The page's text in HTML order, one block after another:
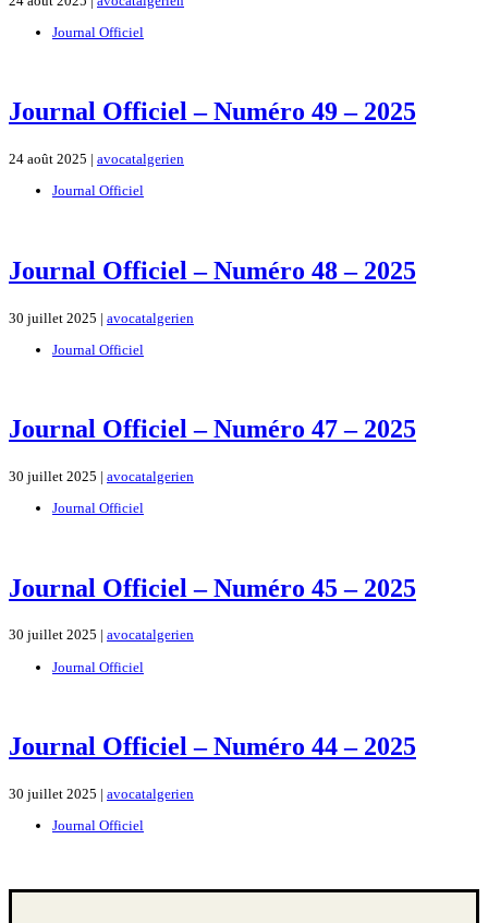
Journal Officiel
Journal Officiel – Numéro 49 – 2025
24 août 2025 | avocatalgerien
Journal Officiel
Journal Officiel – Numéro 48 – 2025
30 juillet 2025 | avocatalgerien
Journal Officiel
Journal Officiel – Numéro 47 – 2025
30 juillet 2025 | avocatalgerien
Journal Officiel
Journal Officiel – Numéro 45 – 2025
30 juillet 2025 | avocatalgerien
Journal Officiel
Journal Officiel – Numéro 44 – 2025
30 juillet 2025 | avocatalgerien
Journal Officiel